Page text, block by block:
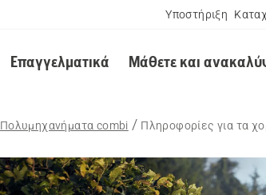
Υποστήριξη
Επαγγελματικά Μάθετε και
Πολυμηχανήματα combi Πληροφορίες για τα